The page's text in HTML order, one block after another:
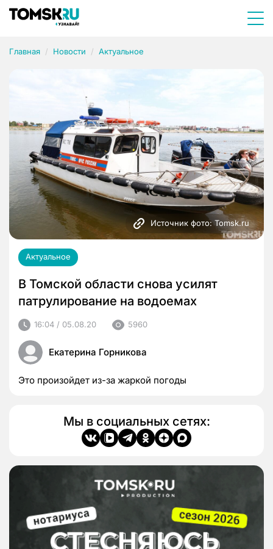
Главная Новости Актуальное
Источник фото: Tomsk.ru
Актуальное
В Томской области снова усилят
патрулирование на водоемах
16:04 / 05.08.20 5960
Екатерина Горникова
Это произойдет из-за жаркой погоды
Мы в социальных сетях: